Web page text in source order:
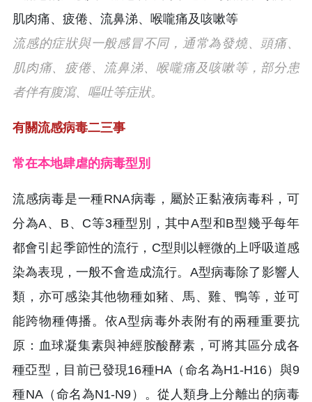
流感的症狀與一般感冒不同，通常為發燒、頭痛、
肌肉痛、疲倦、流鼻涕、喉嚨痛及咳嗽等，部分患
者伴有腹瀉、嘔吐等症狀。
有關流感病毒二三事
常在本地肆虐的病毒型別
流感病毒是一種RNA病毒，屬於正黏液病毒科，可
分為A、B、C等3種型別，其中A型和B型幾乎每年
都會引起季節性的流行，C型則以輕微的上呼吸道感
染為表現，一般不會造成流行。A型病毒除了影響人
類，亦可感染其他物種如豬、馬、雞、鴨等，並可
能跨物種傳播。依A型病毒外表附有的兩種重要抗
原：血球凝集素與神經胺酸酵素，可將其區分成各
種亞型，目前已發現16種HA（命名為H1-H16）與9
種NA（命名為N1-N9）。從人類身上分離出的病毒